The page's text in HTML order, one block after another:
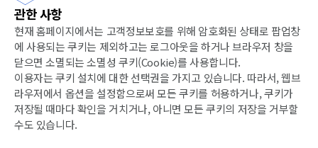
관한 사항
현재 홈페이지에서는 고객정보보호를 위해 암호화된 상태로 팝업창
에 사용되는 쿠키는 제외하고는 로그아웃을 하거나 브라우저 창을
닫으면 소멸되는 소멸성 쿠키(Cookie)를 사용합니다.
이용자는 쿠키 설치에 대한 선택권을 가지고 있습니다. 따라서, 웹브
라우저에서 옵션을 설정함으로써 모든 쿠키를 허용하거나, 쿠키가
저장될 때마다 확인을 거치거나, 아니면 모든 쿠키의 저장을 거부할
수도 있습니다.